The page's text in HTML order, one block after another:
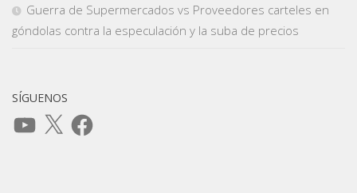
Guerra de Supermercados vs Proveedores carteles en
góndolas contra la especulación y la suba de precios
SÍGUENOS
YouTube
X Facebook